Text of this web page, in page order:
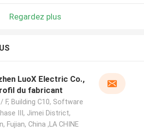
Regardez plus
LuoX Electric Co.,
du fabricant
F, Building C10, Software
III, Jimei District,
Fujian, China ,LA CHINE